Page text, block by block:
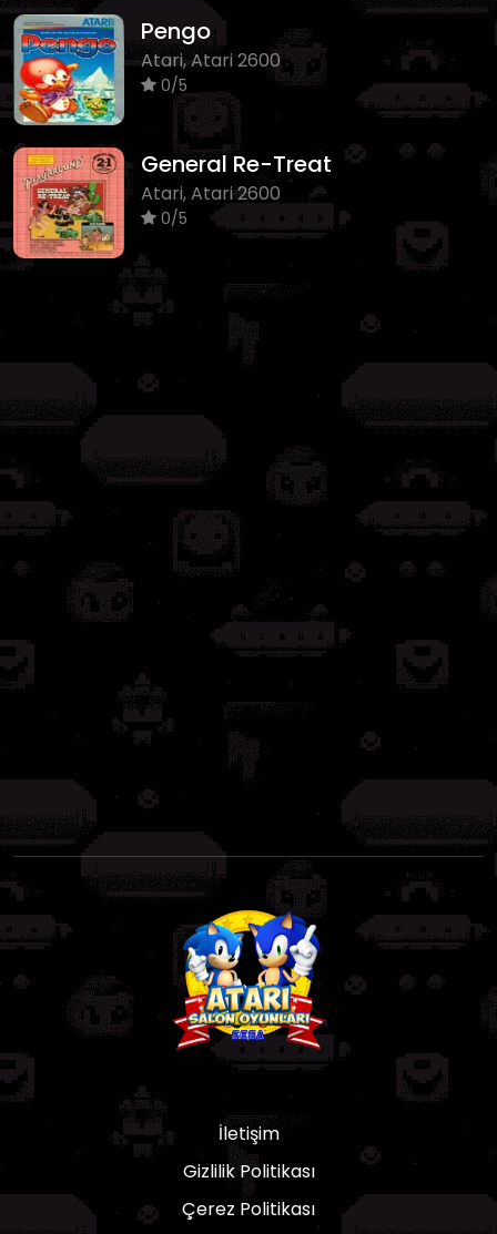
Pengo
Atari, Atari 2600
0/5
General Re-Treat
Atari, Atari 2600
0/5
İletişim
Gizlilik Politikası
Çerez Politikası